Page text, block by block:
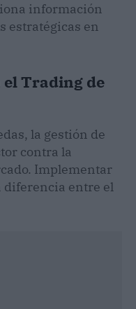
información
estratégicas en
el Trading de
la gestión de
contra la
Implementar
diferencia entre el